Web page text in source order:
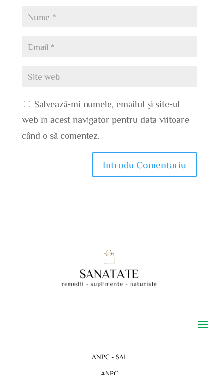
Salvează-mi numele, emailul și site-ul
web în acest navigator pentru data viitoare
când o să comentez.
ANPC - SAL
ANPC